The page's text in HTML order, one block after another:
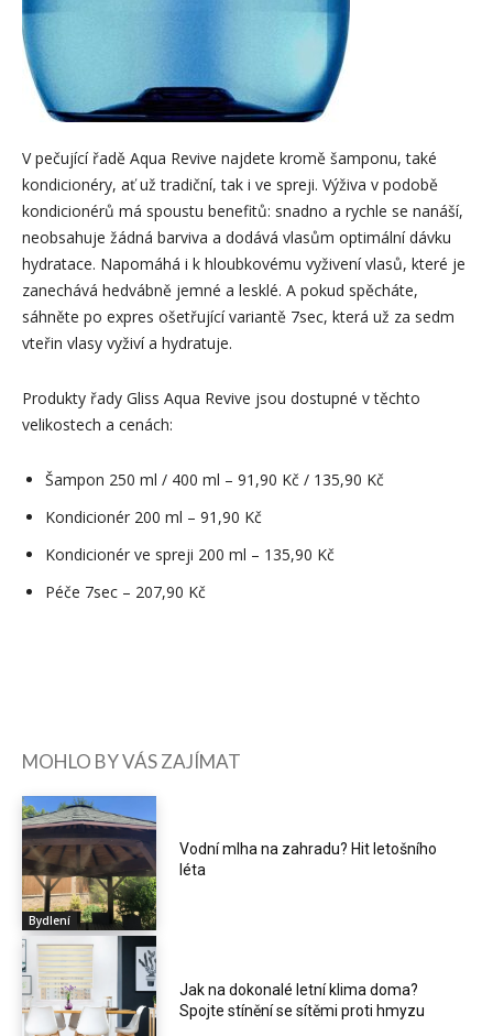
V pečující řadě Aqua Revive najdete kromě šamponu, také
kondicionéry, ať už tradiční, tak i ve spreji. Výživa v podobě
kondicionérů má spoustu benefitů: snadno a rychle se nanáší,
neobsahuje žádná barviva a dodává vlasům optimální dávku
hydratace. Napomáhá i k hloubkovému vyživení vlasů, které je
zanechává hedvábně jemné a lesklé. A pokud spěcháte,
sáhněte po expres ošetřující variantě 7sec, která už za sedm
vteřin vlasy vyživí a hydratuje.
Produkty řady Gliss Aqua Revive jsou dostupné v těchto
velikostech a cenách:
Šampon 250 ml / 400 ml – 91,90 Kč / 135,90 Kč
Kondicionér 200 ml – 91,90 Kč
Kondicionér ve spreji 200 ml – 135,90 Kč
Péče 7sec – 207,90 Kč
MOHLO BY VÁS ZAJÍMAT
Bydlení
Vodní mlha na zahradu? Hit letošního
léta
Jak na dokonalé letní klima doma?
Spojte stínění se sítěmi proti hmyzu